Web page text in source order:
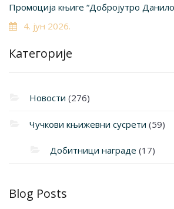
Промоција књиге “Добројутро
4. јун 2026.
Категорије
Новости (276)
Чучкови књижевни сусрети (59)
Добитници награде (17)
Blog Posts